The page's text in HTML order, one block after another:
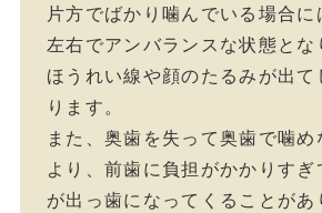
片方でばかり噛んでいる場合
左右でアンバランスな状態とな
ほうれい線や顔のたるみが出
ります。
また、奥歯を失って奥歯で噛
より、前歯に負担がかかりす
が出っ歯になってくることがあ